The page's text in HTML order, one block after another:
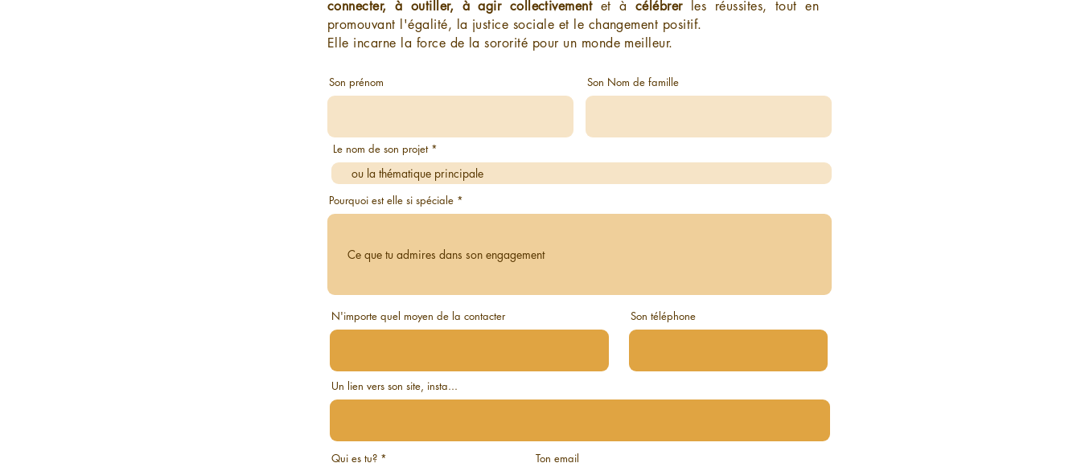
connecter, à outiller, à agir collectivementet à célébrerles réussites, tout en
promouvant l'égalité, la justice sociale et le changement positif.
Elle incarne la force de la sororité pour un monde meilleur.
Son prénom Son Nom de famille
Le nom de son projet
Pourquoi est elle si spéciale
N'importe quel moyen de la contacter Son téléphone
Un lien vers son site, insta...
Qui es tu? Ton email